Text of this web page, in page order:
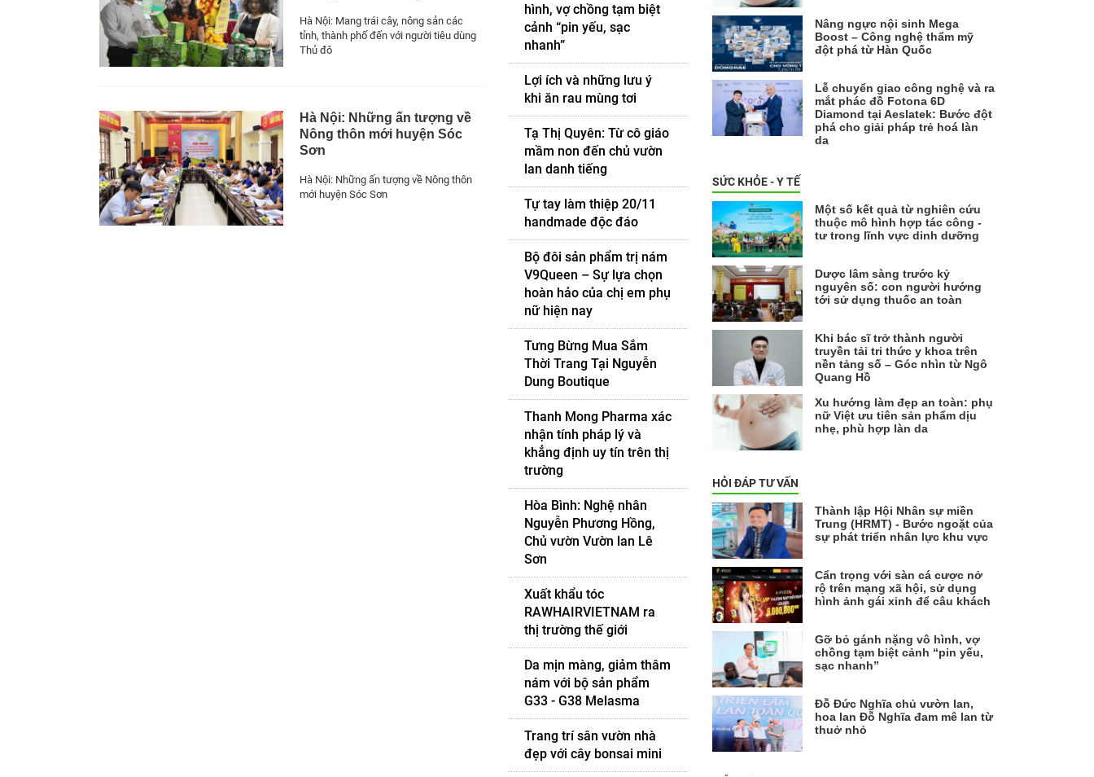
Hà Nội: Mang trái cây, nông sản các
tỉnh, thành phố đến với người tiêu dùng
Thủ đô
Hà Nội: Những ấn tượng về
Nông thôn mới huyện Sóc
Sơn
Hà Nội: Những ấn tượng về Nông thôn
mới huyện Sóc Sơn
hình, vợ chồng tạm biệt
cảnh “pin yếu, sạc
nhanh”
Lợi ích và những lưu ý
khi ăn rau mùng tơi
Tạ Thị Quyên: Từ cô giáo
mầm non đến chủ vườn
lan danh tiếng
Tự tay làm thiệp 20/11
handmade độc đáo
Bộ đôi sản phẩm trị nám
V9Queen – Sự lựa chọn
hoàn hảo của chị em phụ
nữ hiện nay
Tưng Bừng Mua Sắm
Thời Trang Tại Nguyễn
Dung Boutique
Thanh Mong Pharma xác
nhận tính pháp lý và
khẳng định uy tín trên thị
trường
Hòa Bình: Nghệ nhân
Nguyễn Phương Hồng,
Chủ vườn Vườn lan Lê
Sơn
Xuất khẩu tóc
RAWHAIRVIETNAM ra
thị trường thế giới
Da mịn màng, giảm thâm
nám với bộ sản phẩm
G33 - G38 Melasma
Trang trí sân vườn nhà
đẹp với cây bonsai mini
Nâng ngực nội sinh Mega
Boost – Công nghệ thẩm mỹ
đột phá từ Hàn Quốc
Lễ chuyển giao công nghệ và ra
mắt phác đồ Fotona 6D
Diamond tại Aeslatek: Bước đột
phá cho giải pháp trẻ hoá làn
da
SỨC KHỎE - Y TẾ
Một số kết quả từ nghiên cứu
thuộc mô hình hợp tác công -
tư trong lĩnh vực dinh dưỡng
Dược lâm sàng trước kỷ
nguyên số: con người hướng
tới sử dụng thuốc an toàn
Khi bác sĩ trở thành người
truyền tải tri thức y khoa trên
nền tảng số – Góc nhìn từ Ngô
Quang Hồ
Xu hướng làm đẹp an toàn: phụ
nữ Việt ưu tiên sản phẩm dịu
nhẹ, phù hợp làn da
HỎI ĐÁP TƯ VẤN
Thành lập Hội Nhân sự miền
Trung (HRMT) - Bước ngoặt của
sự phát triển nhân lực khu vực
Cẩn trọng với sàn cá cược nở
rộ trên mạng xã hội, sử dụng
hình ảnh gái xinh để câu khách
Gỡ bỏ gánh nặng vô hình, vợ
chồng tạm biệt cảnh “pin yếu,
sạc nhanh”
Đỗ Đức Nghĩa chủ vườn lan,
hoa lan Đỗ Nghĩa đam mê lan từ
thuở nhỏ